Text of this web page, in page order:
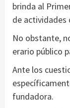
brinda al
de actividades
No obstante,
erario público
Ante los
fundadora.